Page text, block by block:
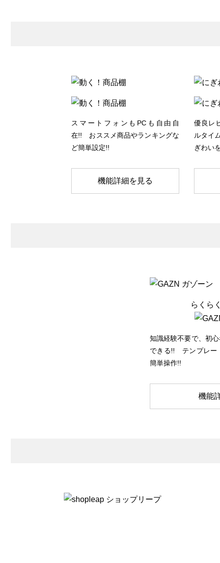
スマートフォンもPCも自由自
在!! おススメ商品やランキングな
ど簡単設定!!
機能詳細を見る
優良レ
ルタイ
ぎわい
らくら
知識経験不要で、初
できる!! テンプレー
簡単操作!!
機能